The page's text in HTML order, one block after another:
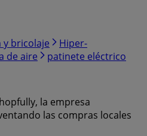
y bricolaje
Hiper-
de aire patinete eléctrico
la empresa
las compras locales